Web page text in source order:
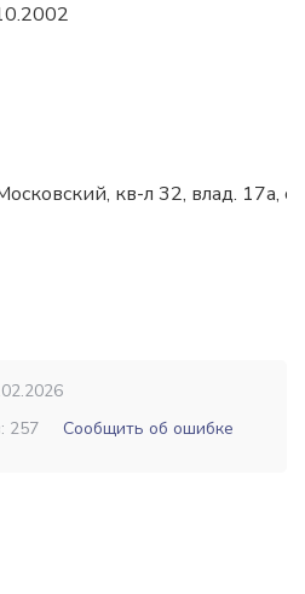
кв-л 32, влад. 17а,
257
Сообщить об ошибке